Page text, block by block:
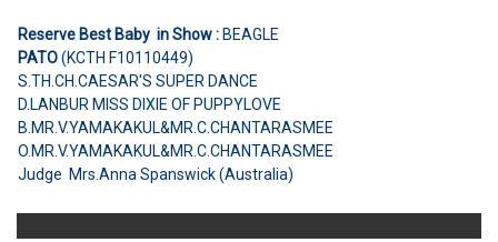
Reserve Best Baby in Show :BEAGLE
PATO(KCTH F10110449)
S.TH.CH.CAESAR'S SUPER DANCE
D.LANBUR MISS DIXIE OF PUPPYLOVE
B.MR.V.YAMAKAKUL&MR.C.CHANTARASMEE
O.MR.V.YAMAKAKUL&MR.C.CHANTARASMEE
Judge Mrs.Anna Spanswick (Australia)